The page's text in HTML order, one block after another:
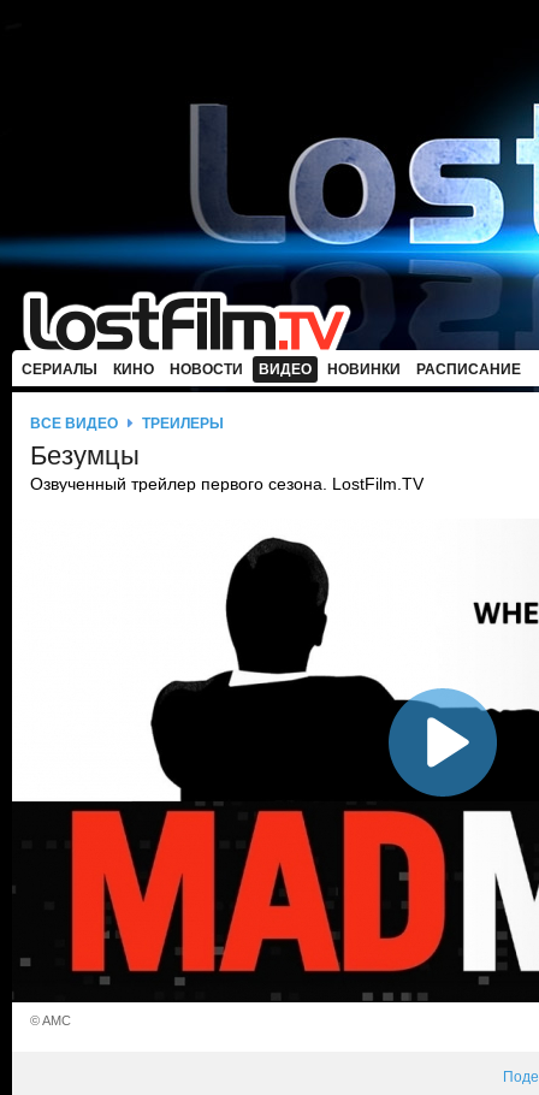
СЕРИАЛЫ КИНО НОВОСТИ ВИДЕО НОВИНКИ РАСПИСАНИЕ
ВСЕ ВИДЕО ТРЕЙЛЕРЫ
Безумцы
Озвученный трейлер первого сезона. LostFilm.TV
© AMC